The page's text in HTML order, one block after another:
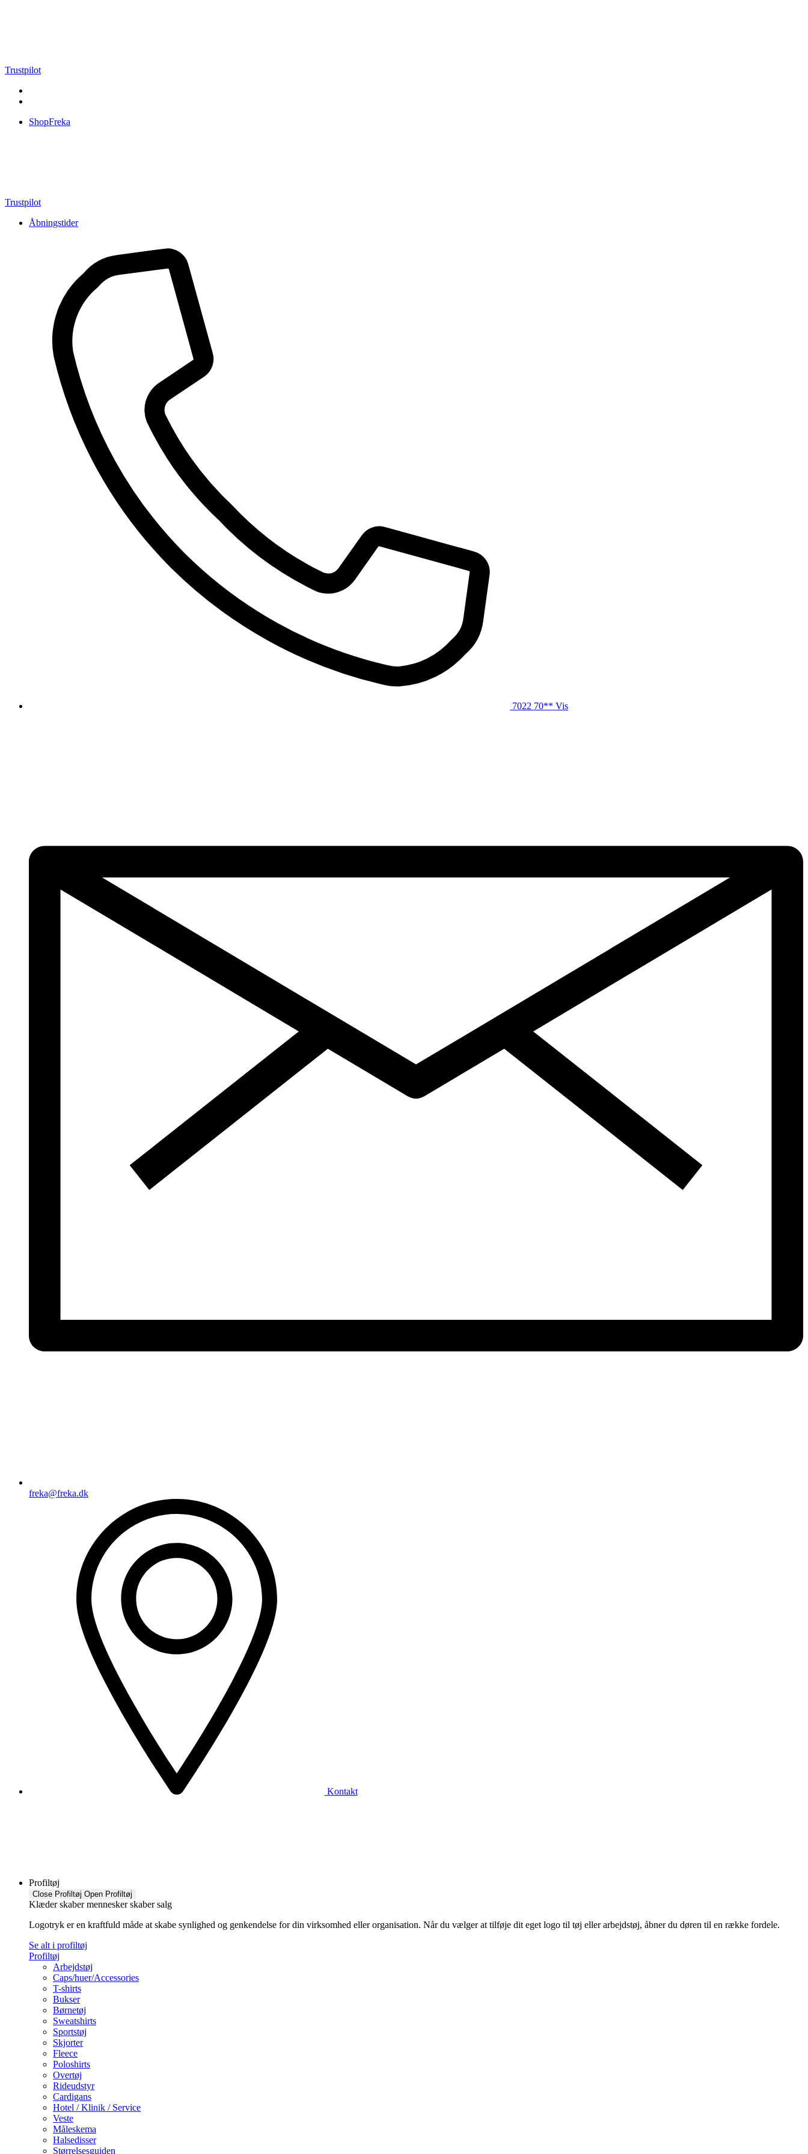
Trustpilot
ShopFreka
Trustpilot
Åbningstider
7022 70** Vis
freka@freka.dk
Kontakt
Profiltøj
Close Profiltøj Open Profiltøj
Klæder skaber mennesker skaber salg
Logotryk er en kraftfuld måde at skabe synlighed og genkendelse for din virksomhed eller organisation. Når du vælger at tilføje dit eget logo til tøj eller arbejdstøj, åbner du døren til en række fordele.
Se alt i profiltøj
Profiltøj
Arbejdstøj
Caps/huer/Accessories
T-shirts
Bukser
Børnetøj
Sweatshirts
Sportstøj
Skjorter
Fleece
Poloshirts
Overtøj
Rideudstyr
Cardigans
Hotel / Klinik / Service
Veste
Måleskema
Halsedisser
Størrelsesguiden